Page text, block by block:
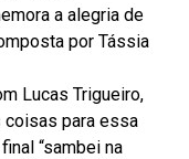
a alegria de
por Tássia
Lucas Trigueiro,
coisas para essa
“sambei na